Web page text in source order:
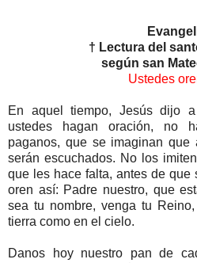
† Lectura del
según san
Ustedes
En aquel tiempo, Jesús dijo
ustedes hagan oración, no
paganos, que se imaginan
serán escuchados. No los
que les hace falta, antes de que
oren así: Padre nuestro, que
sea tu nombre, venga tu
tierra como en el cielo.
Danos hoy nuestro pan de